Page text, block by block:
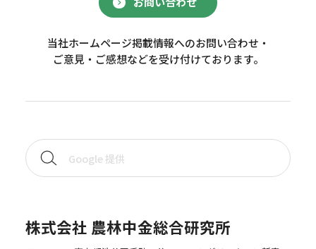
当社ホームページ掲載情報へのお問い合わせ・
ご意見・ご感想などを受け付けております。
株式会社 農林中金総合研究所